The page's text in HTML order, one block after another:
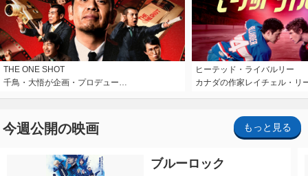
THE ONE SHOT
千鳥・大悟が企画・プロデュー…
ヒーテッド・ライバルリー
カナダの作家レイチェル・リ
今週公開の映画 もっと見る
ブルーロック